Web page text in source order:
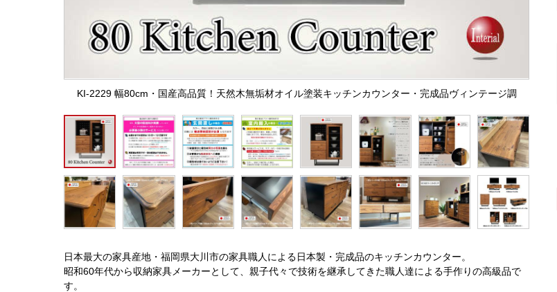
KI-2229 幅80cm・国産高品質！天然木無垢材オイル塗装キッチンカウンター・完成品ヴィンテージ調
日本最大の家具産地・福岡県大川市の家具職人による日本製・完成品のキッチンカウンター。
昭和60年代から収納家具メーカーとして、親子代々で技術を継承してきた職人達による手作りの高級品で
す。